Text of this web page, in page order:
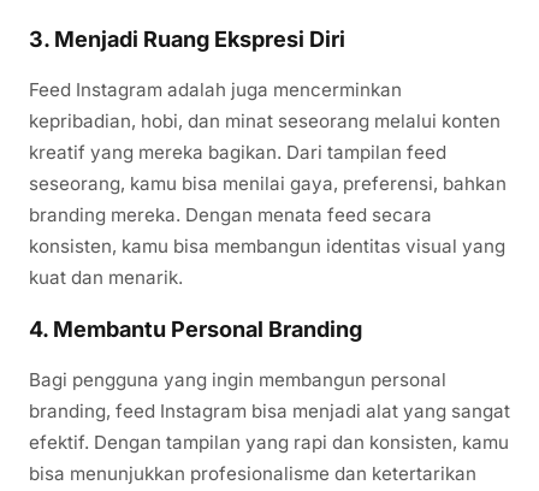
3. Menjadi Ruang Ekspresi Diri
Feed Instagram adalah juga mencerminkan
kepribadian, hobi, dan minat seseorang melalui konten
kreatif yang mereka bagikan. Dari tampilan feed
seseorang, kamu bisa menilai gaya, preferensi, bahkan
branding mereka. Dengan menata feed secara
konsisten, kamu bisa membangun identitas visual yang
kuat dan menarik.
4. Membantu Personal Branding
Bagi pengguna yang ingin membangun personal
branding, feed Instagram bisa menjadi alat yang sangat
efektif. Dengan tampilan yang rapi dan konsisten, kamu
bisa menunjukkan profesionalisme dan ketertarikan